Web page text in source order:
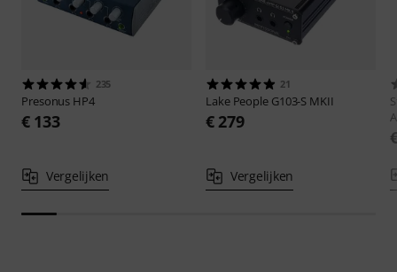
235
Presonus HP4
€ 133
Vergelijken
21
Lake People G103-S MKII
€ 279
Vergelijken